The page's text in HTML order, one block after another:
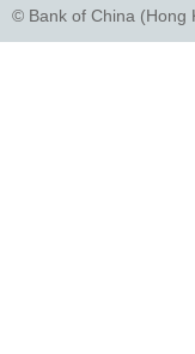
© Bank of China (Hong